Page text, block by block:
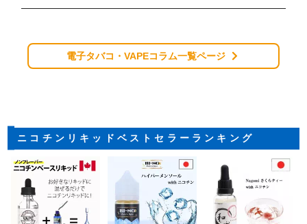
電子タバコ・VAPEコラム一覧ページ
ニコチンリキッドベストセラーランキング